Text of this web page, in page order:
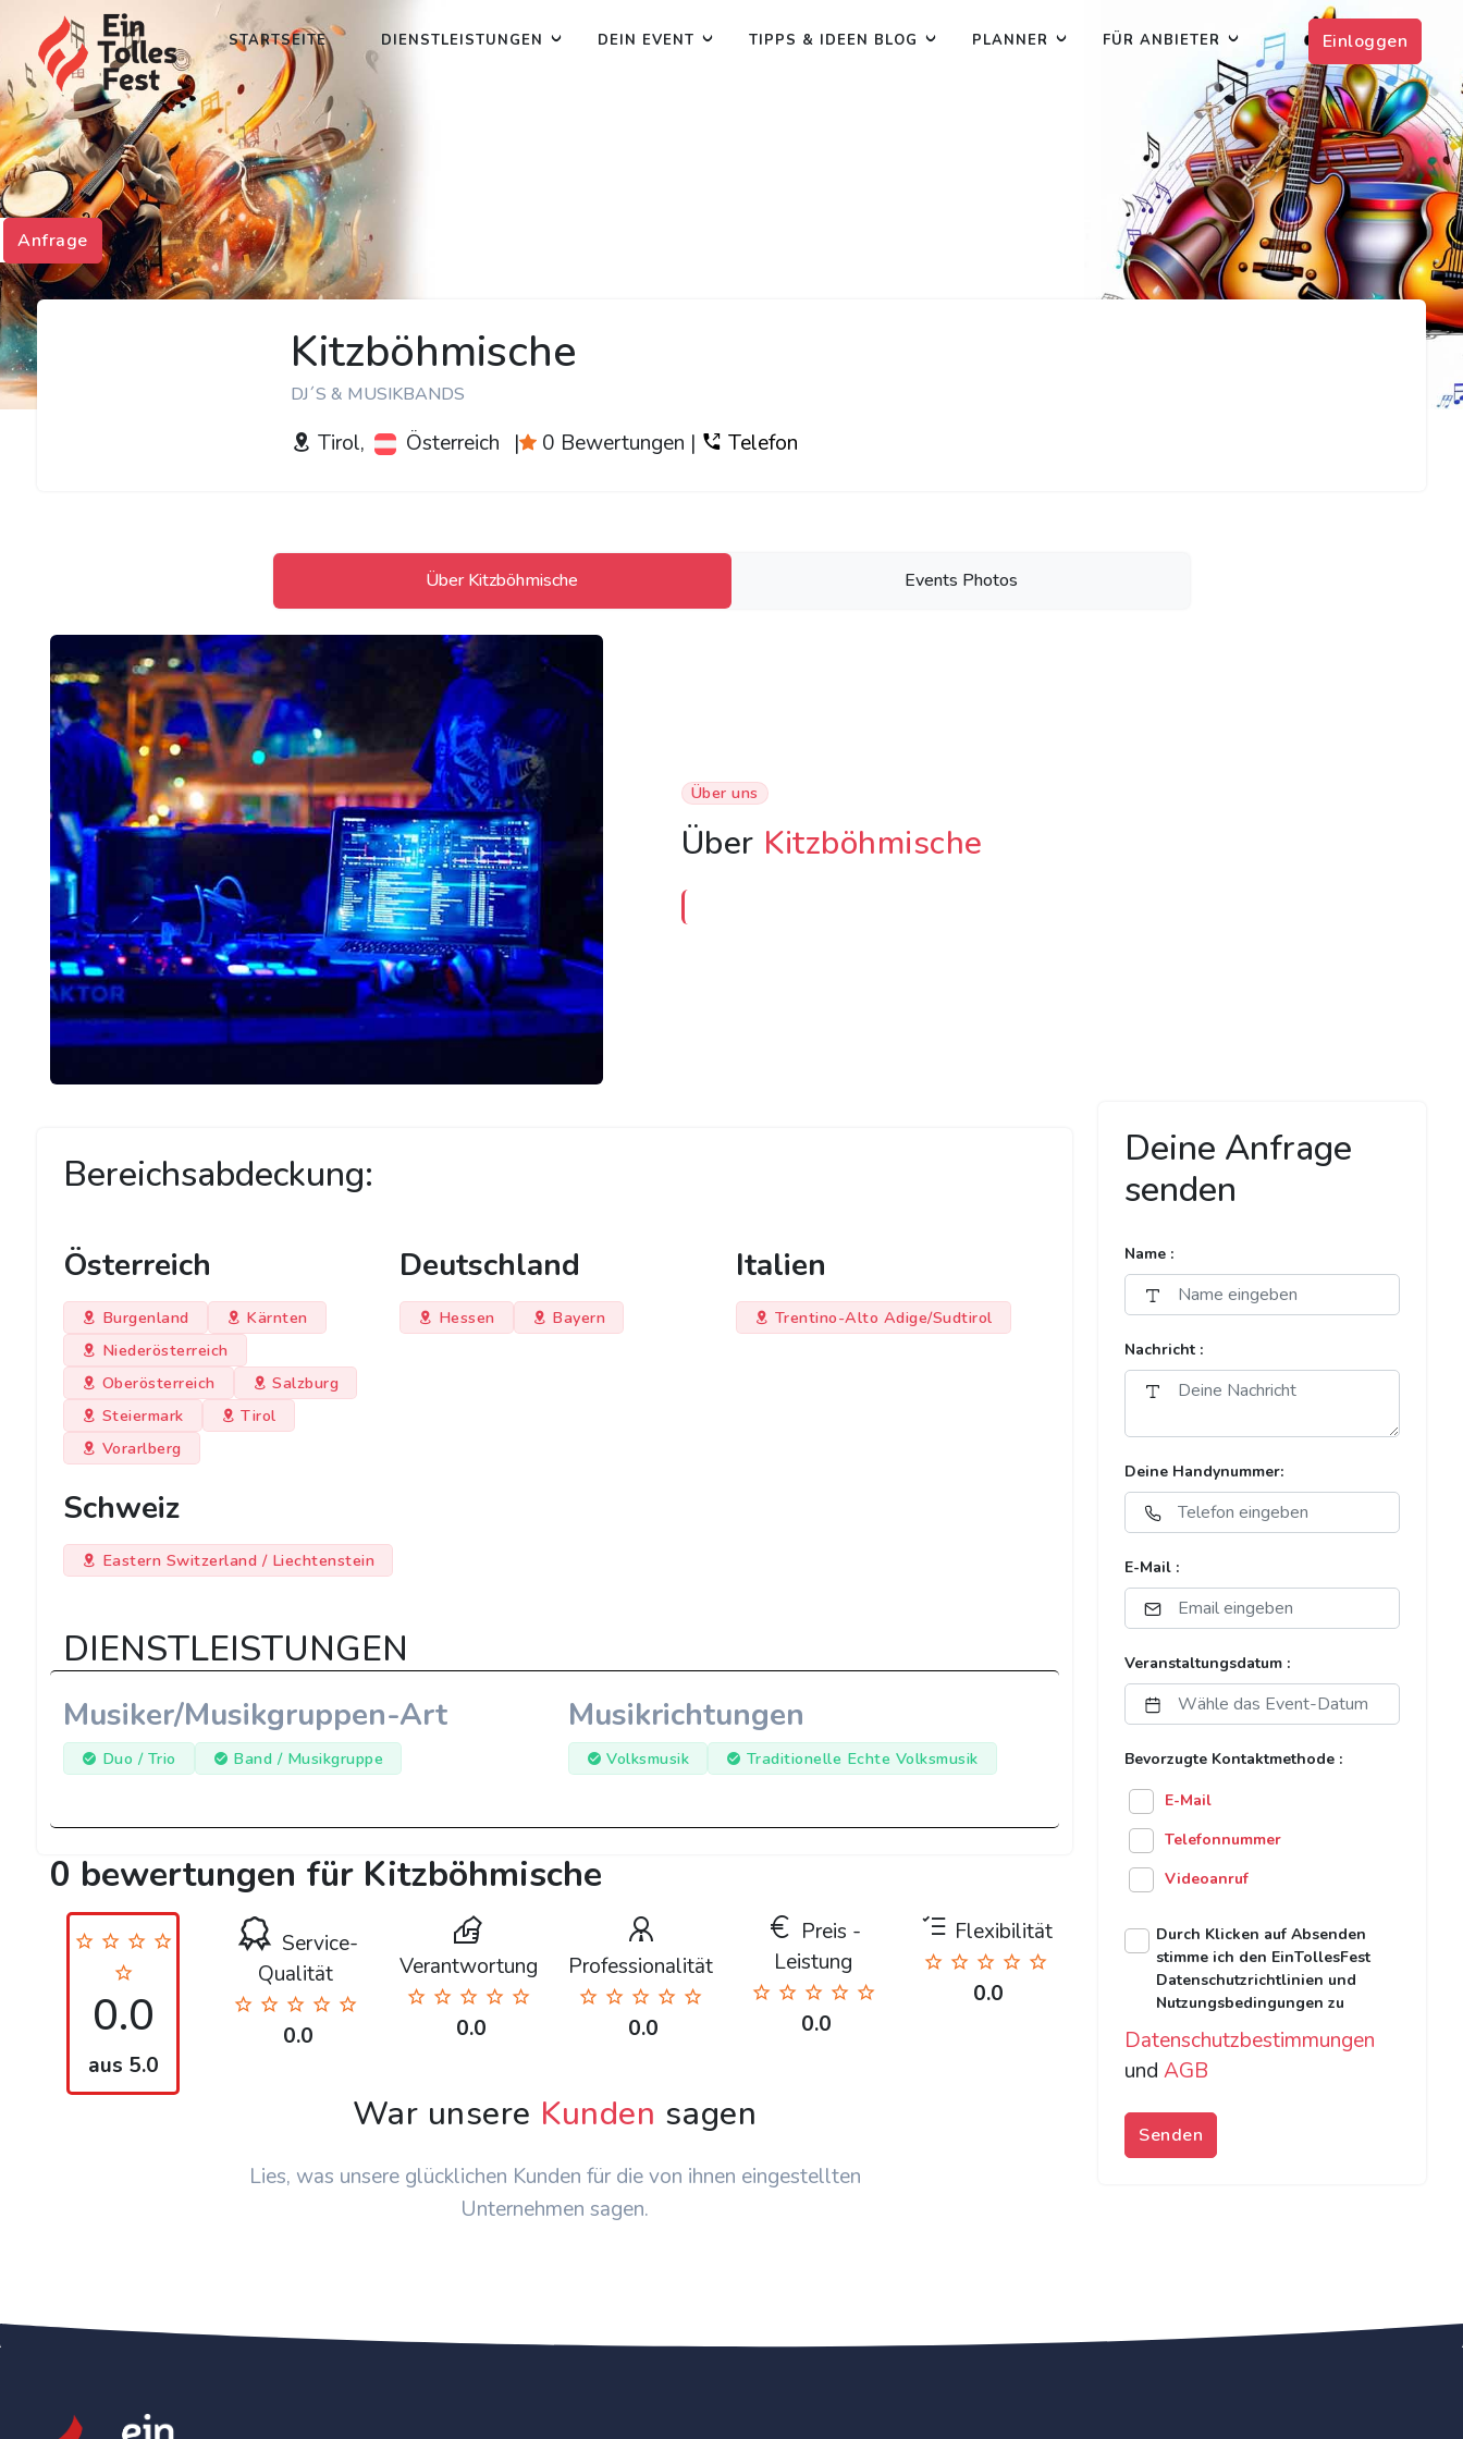
Einloggen
STARTSEITE DIENSTLEISTUNGEN DEIN EVENT TIPPS & IDEEN BLOG PLANNER FÜR ANBIETER
Kitzböhmische
DJ´S & MUSIKBANDS
Tirol, Österreich | 0 Bewertungen | Telefon
Über Kitzböhmische Events Photos
Über uns
Über Kitzböhmische
Bereichsabdeckung:
Österreich
Burgenland
Kärnten
Niederösterreich
Oberösterreich
Salzburg
Steiermark
Tirol
Vorarlberg
Deutschland
Hessen Bayern
Italien
Trentino-Alto Adige/Sudtirol
Schweiz
Eastern Switzerland / Liechtenstein
DIENSTLEISTUNGEN
Musiker/Musikgruppen-Art
Duo / Trio Band / Musikgruppe
Musikrichtungen
Volksmusik Traditionelle Echte Volksmusik
0 bewertungen für Kitzböhmische
0.0
aus 5.0
Service-
Qualität
0.0
Verantwortung
0.0
Professionalität
0.0
Preis -
Leistung
0.0
Flexibilität
0.0
War unsere Kunden sagen
Lies, was unsere glücklichen Kunden für die von ihnen eingestellten
Unternehmen sagen.
Deine Anfrage
senden
Name :
Nachricht :
Deine Handynummer:
E-Mail :
Veranstaltungsdatum :
Bevorzugte Kontaktmethode :
E-Mail
Telefonnummer
Videoanruf
Durch Klicken auf Absenden
stimme ich den EinTollesFest
Datenschutzrichtlinien und
Nutzungsbedingungen zu
Datenschutzbestimmungen
und AGB
Senden
Anfrage